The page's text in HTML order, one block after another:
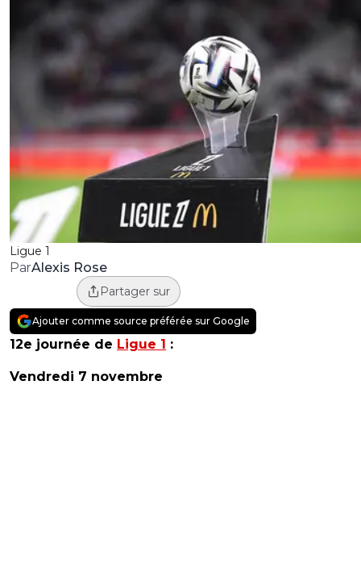
Ligue 1
ParAlexis Rose
Partager sur
Ajouter comme source préférée sur Google
12e journée de Ligue 1 :
Vendredi 7 novembre